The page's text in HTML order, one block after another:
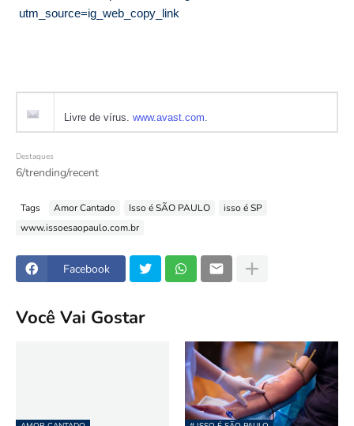
utm_source=ig_web_copy_link
Livre de vírus. www.avast.com.
Destaques
6/trending/recent
Tags Amor Cantado Isso é SÃO PAULO
isso é SP
www.issoesaopaulo.com.br
Facebook
Você Vai Gostar